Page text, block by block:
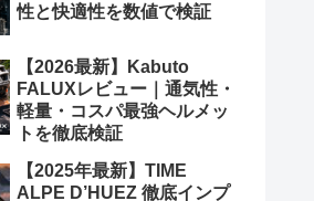
性と快適性を数値で検証
【2026最新】Kabuto
FALUXレビュー｜通気性・
軽量・コスパ最強ヘルメッ
トを徹底検証
【2025年最新】TIME
ALPE D’HUEZ 徹底インプ